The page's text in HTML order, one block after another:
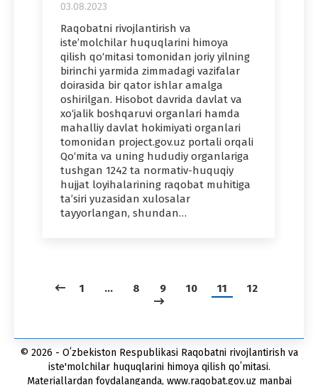
03.08.2023
Raqobatni rivojlantirish va
iste’molchilar huquqlarini hi­moya
qilish qo‘mitasi tomonidan joriy yilning
birinchi yarmida zim­madagi vazifalar
doirasida bir qator ishlar amalga
oshirilgan. Hisobot davrida davlat va
xo‘jalik boshqaruvi organlari hamda
mahalliy davlat hokimiyati organlari
tomonidan project.gov.uz portali orqali
Qo‘mita va uning hududiy organlariga
tushgan 1242 ta normativ-huquqiy
hujjat loyihalari­ning raqobat muhitiga
ta’siri yuzasidan xulosalar
tayyorlangan, shundan…
1 … 8 9 10 11 12
© 2026 - Oʻzbekiston Respublikasi Raqobatni rivojlantirish va
iste'molchilar huquqlarini himoya qilish qoʻmitasi.
Materiallardan foydalanganda, www.raqobat.gov.uz manbai